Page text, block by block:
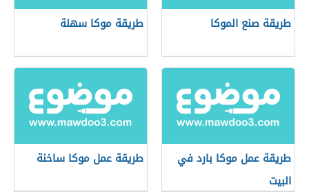
طريقة صنع الموكا طريقة موكا سهلة
طريقة عمل موكا بارد في
البيت
طريقة عمل موكا ساخنة